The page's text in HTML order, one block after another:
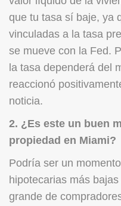
que tu tasa sí baje, ya
vinculadas a la tasa
se mueve con la Fed.
la tasa dependerá del
reaccionó
noticia.
2. ¿Es este un buen
propiedad en Miami?
Podría ser un
hipotecarias más
grande de